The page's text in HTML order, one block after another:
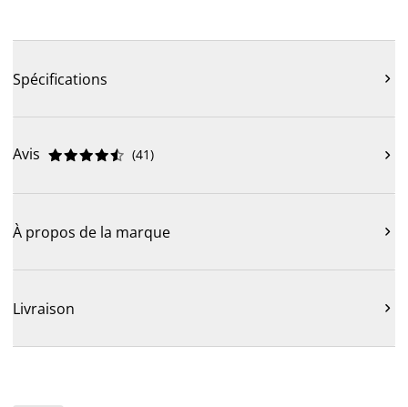
Spécifications 
Avis 




 (41) 
À propos de la marque 
Livraison 